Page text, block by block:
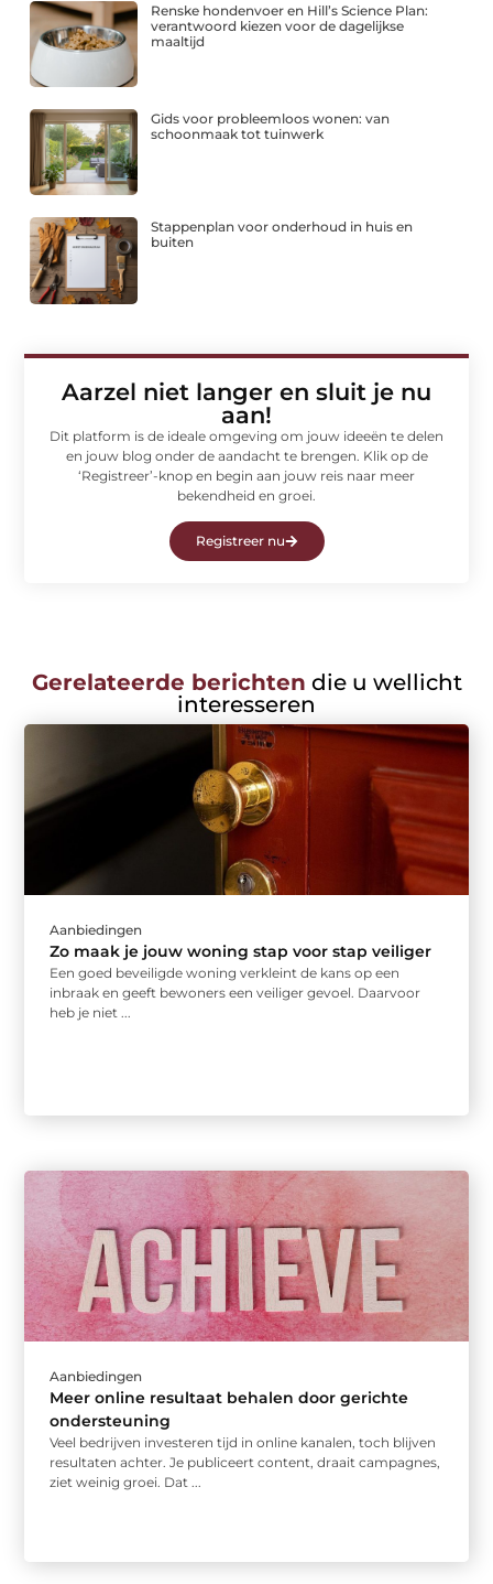
Renske hondenvoer en Hill’s Science Plan:
verantwoord kiezen voor de dagelijkse
maaltijd
Gids voor probleemloos wonen: van
schoonmaak tot tuinwerk
Stappenplan voor onderhoud in huis en
buiten
Aarzel niet langer en sluit je nu
aan!
Dit platform is de ideale omgeving om jouw ideeën te delen
en jouw blog onder de aandacht te brengen. Klik op de
‘Registreer’-knop en begin aan jouw reis naar meer
bekendheid en groei.
Registreer nu
Gerelateerde berichten die u wellicht
interesseren
Aanbiedingen
Zo maak je jouw woning stap voor stap veiliger
Een goed beveiligde woning verkleint de kans op een
inbraak en geeft bewoners een veiliger gevoel. Daarvoor
heb je niet ...
Aanbiedingen
Meer online resultaat behalen door gerichte
ondersteuning
Veel bedrijven investeren tijd in online kanalen, toch blijven
resultaten achter. Je publiceert content, draait campagnes,
ziet weinig groei. Dat ...